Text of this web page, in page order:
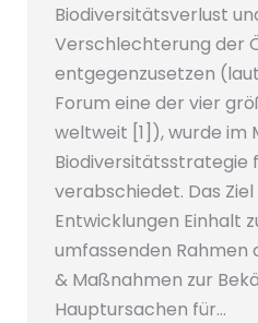
Biodiversitätsverlust
Verschlechterung der
entgegenzusetzen
Forum eine der vier
weltweit [1]), wurde im
Biodiversitätsstrategie
verabschiedet. Das
Entwicklungen Einhalt
umfassenden
& Maßnahmen zur
Hauptursachen für…